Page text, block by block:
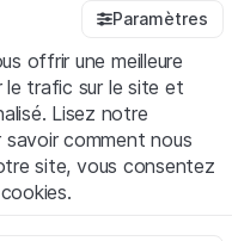
auprès de la
prévue par la LPCC.
juridiques
AG (ci-après
avez compris et que
les notes
Paramètres
offrir une meilleure
le trafic sur le site et
Lisez notre
savoir comment nous
site, vous consentez